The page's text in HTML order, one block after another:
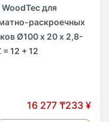
WoodTec для
раскроечных
Ø100 х 20 х 2,8-
= 12 + 12
16 277 ₸233 ¥